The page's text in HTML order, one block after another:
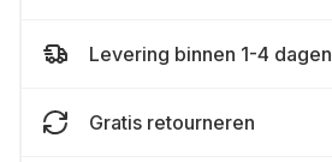
Levering binnen 1-4 dagen
Gratis retourneren